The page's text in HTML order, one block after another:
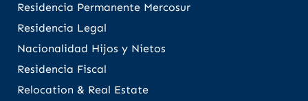
Residencia Permanente Mercosur
Residencia Legal
Nacionalidad Hijos y Nietos
Residencia Fiscal
Relocation & Real Estate